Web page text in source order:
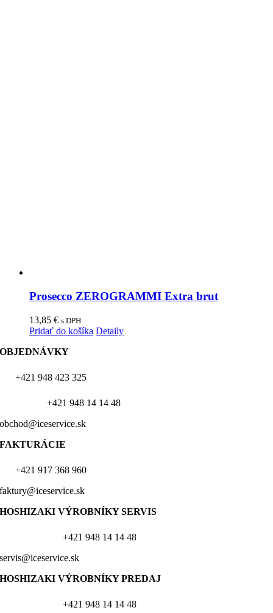
Prosecco ZEROGRAMMI Extra brut
13,85 € s DPH
Pridať do košíka Detaily
OBJEDNÁVKY
+421 948 423 325
+421 948 14 14 48
obchod@iceservice.sk
FAKTURÁCIE
+421 917 368 960
faktury@iceservice.sk
HOSHIZAKI VÝROBNÍKYSERVIS
+421 948 14 14 48
servis@iceservice.sk
HOSHIZAKI VÝROBNÍKY PREDAJ
+421 948 14 14 48